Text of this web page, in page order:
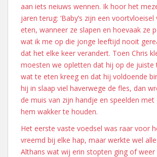
aan iets neiuws wennen. Ik hoor het
jaren terug: ‘Baby’s zijn een
eten, wanneer ze slapen en hoevaak ze
wat ik me op die jonge leeftijd nooit
dat het elke keer verandert. Toen Chris
moesten we opletten dat hij op de juiste
wat te eten kreeg en dat hij voldoende
hij in slaap viel haverwege de fles, dan
de muis van zijn handje en speelden
hem wakker te houden.
Het eerste vaste voedsel was raar voor
vreemd bij elke hap, maar werkte wel
Althans wat wij erin stopten ging of weer